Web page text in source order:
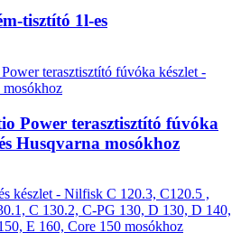
tisztító 1l-es
Power terasztisztító fúvóka
Husqvarna mosókhoz